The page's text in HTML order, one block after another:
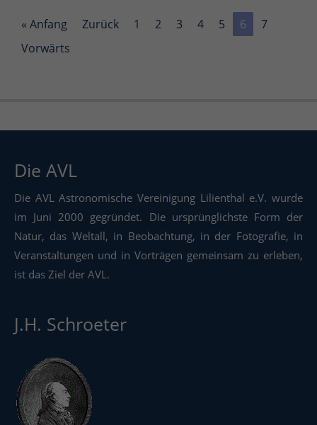
« Anfang Zurück 1 2 3 4 5 6
7
Vorwärts
Die AVL
Die AVL Astronomische Vereinigung Lilienthal e.V. wurde
im Juni 2000 gegründet. Die ursprünglichste Form der
Natur, das Weltall, in Beobachtung, in der Fotografie, in
Veranstaltungen und in Vorträgen gemeinsam zu erleben,
ist das Ziel der AVL.
J.H. Schroeter